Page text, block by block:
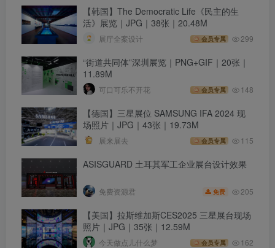
【韩国】The Democratic Life《民主的生
活》展览｜JPG｜38张｜20.48M
展厅全案设计 会员专属 299
“街道共同体”深圳展览｜PNG+GIF｜20张｜
11.89M
可口可乐不开花 会员专属 148
【德国】三星展位 SAMSUNG IFA 2024 现
场照片｜JPG｜43张｜19.73M
展来展去 会员专属 115
ASISGUARD 土耳其军工企业展台设计效果
免费资源君 免费 205
【美国】拉斯维加斯CES2025 三星展台现场
照片｜JPG｜35张｜12.59M
今天做点儿什么梦 会员专属 162